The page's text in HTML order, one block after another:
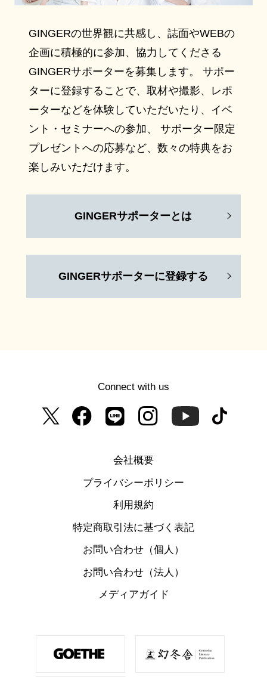
GINGERの世界観に共感し、誌面やWEBの
企画に積極的に参加、協力してくださる
GINGERサポーターを募集します。 サポー
ターに登録することで、取材や撮影、レポ
ーターなどを体験していただいたり、イベ
ント・セミナーへの参加、 サポーター限定
プレゼントへの応募など、数々の特典をお
楽しみいただけます。
GINGERサポーターとは
GINGERサポーターに登録する
Connect with us
会社概要
プライバシーポリシー
利用規約
特定商取引法に基づく表記
お問い合わせ（個人）
お問い合わせ（法人）
メディアガイド